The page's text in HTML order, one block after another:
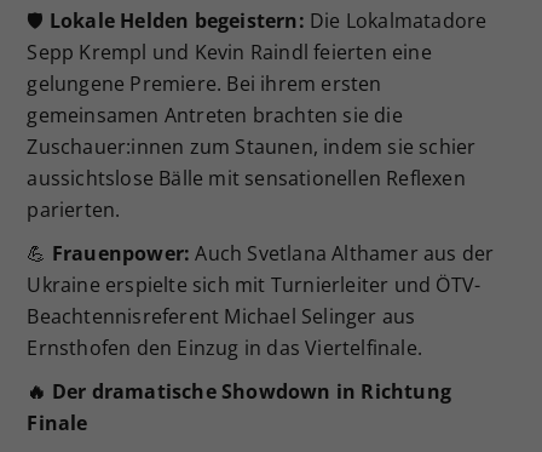
🛡️ Lokale Helden begeistern: Die Lokalmatadore
Sepp Krempl und Kevin Raindl feierten eine
gelungene Premiere. Bei ihrem ersten
gemeinsamen Antreten brachten sie die
Zuschauer:innen zum Staunen, indem sie schier
aussichtslose Bälle mit sensationellen Reflexen
parierten.
💪 Frauenpower: Auch Svetlana Althamer aus der
Ukraine erspielte sich mit Turnierleiter und ÖTV-
Beachtennisreferent Michael Selinger aus
Ernsthofen den Einzug in das Viertelfinale.
🔥 Der dramatische Showdown in Richtung
Finale